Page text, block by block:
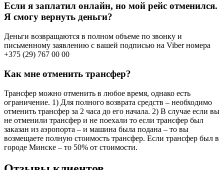
Если я заплатил онлайн, но мой рейс отменился.
Я смогу вернуть деньги?
Деньги возвращаются в полном объеме по звонку и
письменному заявлению с вашей подписью на Viber номера
+375 (29) 767 00 00
Как мне отменить трансфер?
Трансфер можно отменить в любое время, однако есть
ограничение. 1) Для полного возврата средств – необходимо
отменить трансфер за 2 часа до его начала. 2) В случае если вы
не отменили трансфер и не поехали то если трансфер был
заказан из аэропорта – и машина была подана – то вы
возмещаете полную стоимость трансфер. Если трансфер был в
городе Минске – то 50% от стоимости.